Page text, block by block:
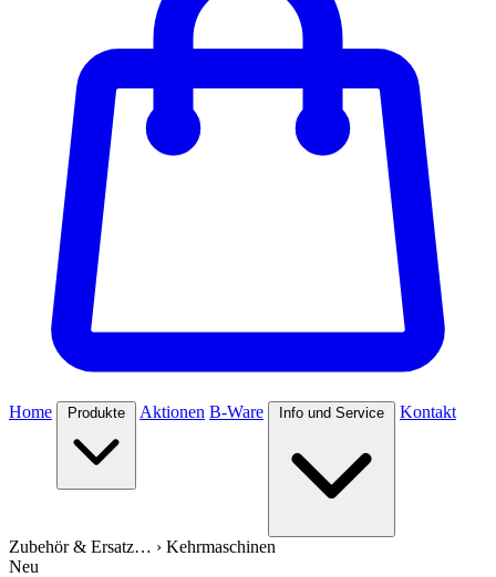
Home Produkte Aktionen B-Ware Info und Service Kontakt
Zubehör & Ersatz… › Kehrmaschinen
Neu